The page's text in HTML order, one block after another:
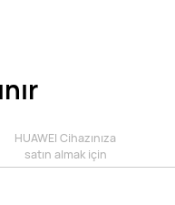
HUAWEI Cihazınıza
satın almak için